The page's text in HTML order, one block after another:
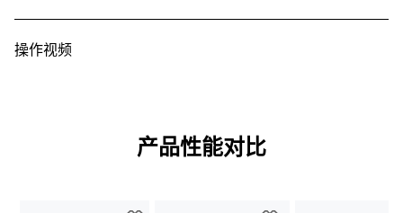
操作视频
产品性能对比